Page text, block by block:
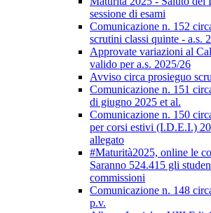
sessione di esami
Comunicazione n. 152
scrutini classi quinte - a.s.
Approvate variazioni al
valido per a.s. 2025/26
Avviso circa prosieguo
Comunicazione n. 151
di giugno 2025 et al.
Comunicazione n. 150
per corsi estivi (I.D.E.I.)
allegato
#Maturità2025, online le
Saranno 524.415 gli
commissioni
Comunicazione n. 148
p.v.